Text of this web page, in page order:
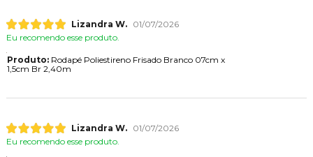
Lizandra W.
01/07/2026
Eu recomendo esse produto.
Produto:Rodapé Poliestireno Frisado Branco 07cm x
1,5cm Br 2,40m
Lizandra W.
01/07/2026
Eu recomendo esse produto.